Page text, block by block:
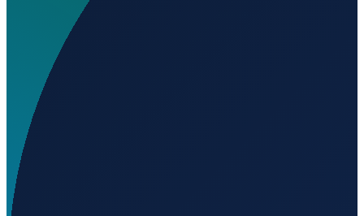
Wird geladen...
42.23250
680
Barcelona